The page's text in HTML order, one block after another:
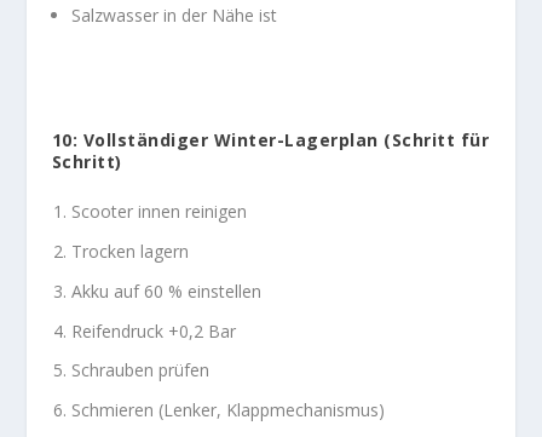
Salzwasser in der Nähe ist
10: Vollständiger Winter-Lagerplan (Schritt für
Schritt)
Scooter innen reinigen
Trocken lagern
Akku auf 60 % einstellen
Reifendruck +0,2 Bar
Schrauben prüfen
Schmieren (Lenker, Klappmechanismus)